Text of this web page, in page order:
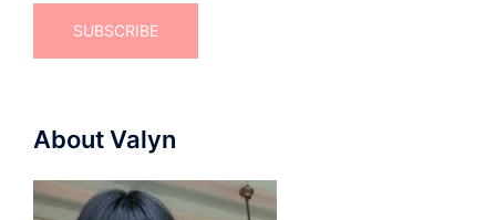
About Valyn